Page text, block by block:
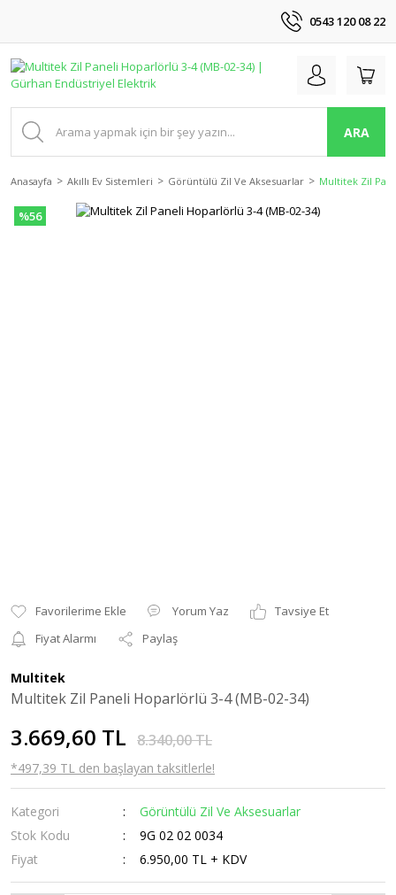
0543 120 08 22
ARA
Anasayfa Akıllı Ev Sistemleri Görüntülü Zil Ve Aksesuarlar Multitek Zil
%56
Yorum Yaz
Tavsiye Et
Fiyat Alarmı
Paylaş
Multitek
Multitek Zil Paneli Hoparlörlü 3-4 (MB-02-34)
3.669,60 TL 8.340,00 TL
*497,39 TL den başlayan taksitlerle!
Kategori
Görüntülü Zil Ve Aksesuarlar
Stok Kodu
9G 02 02 0034
Fiyat
6.950,00 TL + KDV